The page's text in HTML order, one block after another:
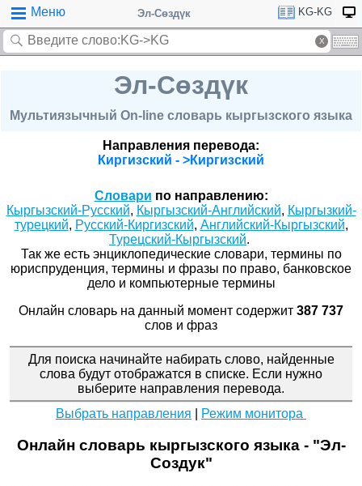
Меню Эл-Сөздүк KG-KG
Эл-Сөздүк
Мультиязычный On-line словарь кыргызского языка
Направления перевода:
Киргизский - >Киргизский
Словари по направлению:
Кыргызский-Русский, Кыргызский-Английский, Кыргызкий-
турецкий, Русский-Киргизский, Английский-Кыргызский,
Турецский-Кыргызский.
Так же есть энциклопедические словари, термины по
юриспруденция, термины и фразы по право, банковское
дело и компьютерные термины
Онлайн словарь на данный момент содержит 387 737
слов и фраз
Для поиска начинайте набирать слово, найденные
слова будут отображатся в списке. Если нужно
выберите направления перевода.
Выбрать направления
Режим монитора
Онлайн словарь кыргызского языка - "Эл-
Создук"